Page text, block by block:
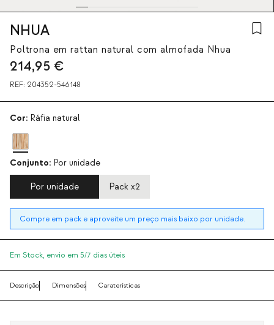
NHUA
Poltrona em rattan natural com almofada Nhua
214,95 €
REF: 204352-546148
Cor: Ráfia natural
Conjunto: Por unidade
Por unidade Pack x2
Compre em pack e aproveite um preço mais baixo por unidade.
Em Stock, envio em 5/7 dias úteis
Descrição Dimensões Caraterísticas